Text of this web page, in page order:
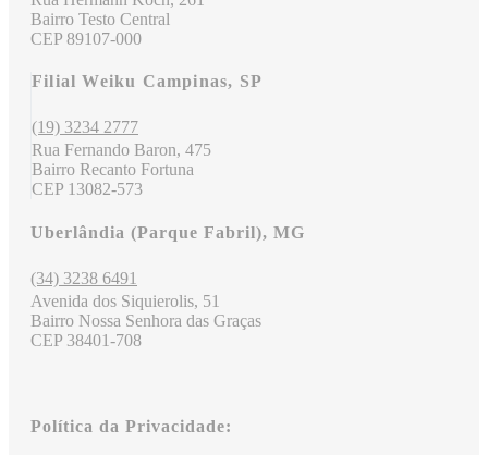
Bairro Testo Central
CEP 89107-000
Filial Weiku Campinas, SP
(19) 3234 2777
Rua Fernando Baron, 475
Bairro Recanto Fortuna
CEP 13082-573
Uberlândia (Parque Fabril), MG
(34) 3238 6491
Avenida dos Siquierolis, 51
Bairro Nossa Senhora das Graças
CEP 38401-708
Política da Privacidade: